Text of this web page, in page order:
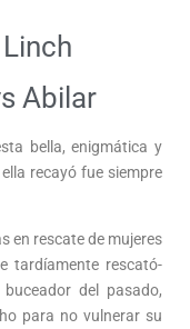
Abilar
bella, enigmática y
recayó fue siempre
en rescate de mujeres
tardíamente rescató-
del pasado,
para no vulnerar su